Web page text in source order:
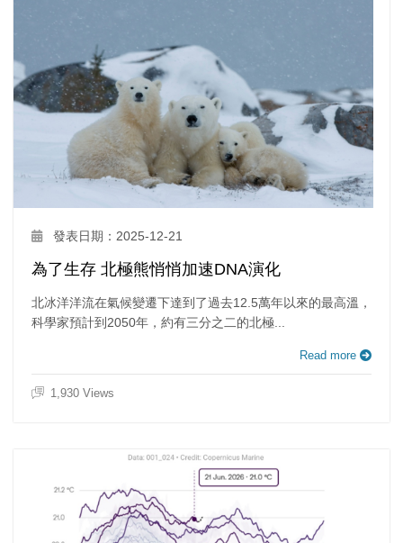
發表日期：2025-12-21
為了生存 北極熊悄悄加速DNA演化
北冰洋洋流在氣候變遷下達到了過去12.5萬年以來的最高溫，
科學家預計到2050年，約有三分之二的北極...
Read more
1,930 Views